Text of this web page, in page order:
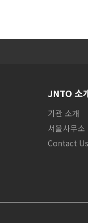
JNTO 소
기관 소개
서울사무소
Contact Us